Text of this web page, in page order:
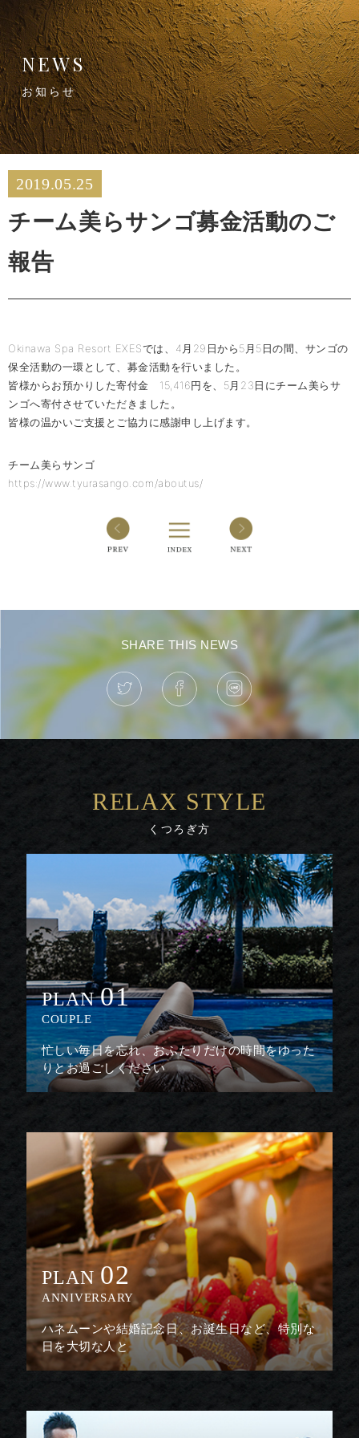
NEWS
お知らせ
2019.05.25
チーム美らサンゴ募金活動のご
報告
Okinawa Spa Resort EXESでは、4月29日から5月5日の間、サンゴの
保全活動の一環として、募金活動を行いました。
皆様からお預かりした寄付金 15,416円を、5月23日にチーム美らサ
ンゴへ寄付させていただきました。
皆様の温かいご支援とご協力に感謝申し上げます。
チーム美らサンゴ
https://www.tyurasango.com/aboutus/
SHARE THIS NEWS
RELAX STYLE
くつろぎ方
PLAN 01
COUPLE
忙しい毎日を忘れ、おふたりだけの時間をゆった
りとお過ごしください
PLAN 02
ANNIVERSARY
ハネムーンや結婚記念日、お誕生日など、特別な
日を大切な人と